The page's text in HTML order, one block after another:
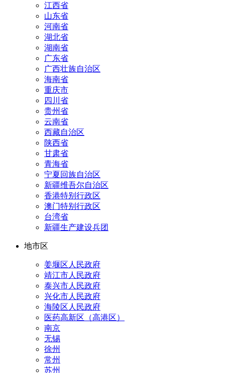
江西省
山东省
河南省
湖北省
湖南省
广东省
广西壮族自治区
海南省
重庆市
四川省
贵州省
云南省
西藏自治区
陕西省
甘肃省
青海省
宁夏回族自治区
新疆维吾尔自治区
香港特别行政区
澳门特别行政区
台湾省
新疆生产建设兵团
地市区
姜堰区人民政府
靖江市人民政府
泰兴市人民政府
兴化市人民政府
海陵区人民政府
医药高新区（高港区）
南京
无锡
徐州
常州
苏州